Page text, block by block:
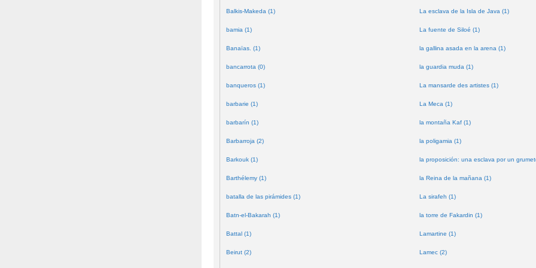
Balkis-Makeda (1)
bamia (1)
Banaïas. (1)
bancarrota (0)
banqueros (1)
barbarie (1)
barbarín (1)
Barbarroja (2)
Barkouk (1)
Barthélemy (1)
batalla de las pirámides (1)
Batn-el-Bakarah (1)
Battal (1)
Beirut (2)
La esclava de la Isla de Java (1)
La fuente de Siloé (1)
la gallina asada en la arena (1)
la guardia muda (1)
La mansarde des artistes (1)
La Meca (1)
la montaña Kaf (1)
la poligamia (1)
la proposición: una esclava por un
la Reina de la mañana (1)
La sirafeh (1)
la torre de Fakardin (1)
Lamartine (1)
Lamec (2)